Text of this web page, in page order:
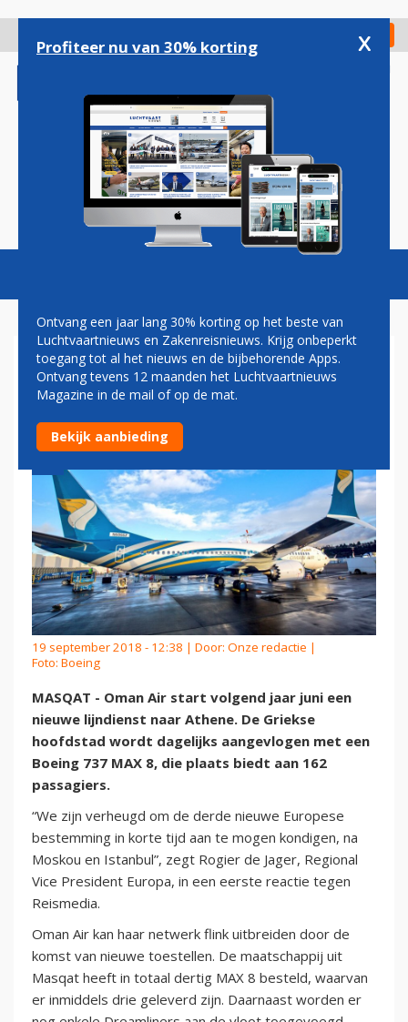
gaan
Check in
Magazine Podcasts Vacatures
OMAN AIR VANAF VOLGEND
JAAR NAAR ATHENE
19 september 2018 - 12:38 | Door: Onze redactie |
Foto: Boeing
MASQAT - Oman Air start volgend jaar juni een
nieuwe lijndienst naar Athene. De Griekse
hoofdstad wordt dagelijks aangevlogen met een
Boeing 737 MAX 8, die plaats biedt aan 162
passagiers.
“We zijn verheugd om de derde nieuwe Europese
bestemming in korte tijd aan te mogen kondigen, na
Moskou en Istanbul”, zegt Rogier de Jager, Regional
Vice President Europa, in een eerste reactie tegen
Reismedia.
Oman Air kan haar netwerk flink uitbreiden door de
komst van nieuwe toestellen. De maatschappij uit
Masqat heeft in totaal dertig MAX 8 besteld, waarvan
er inmiddels drie geleverd zijn. Daarnaast worden er
Profiteer nu van 30% korting x
Ontvang een jaar lang 30% korting op het beste van
Luchtvaartnieuws en Zakenreisnieuws. Krijg onbeperkt
toegang tot al het nieuws en de bijbehorende Apps.
Ontvang tevens 12 maanden het Luchtvaartnieuws
Magazine in de mail of op de mat.
Bekijk aanbieding